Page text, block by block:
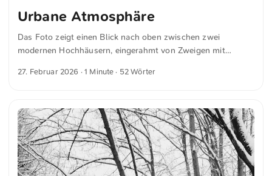
Urbane Atmosphäre
Das Foto zeigt einen Blick nach oben zwischen zwei
modernen Hochhäusern, eingerahmt von Zweigen mit
das Laub sichtbar, was eine dynamische urbane Atmosphäre
zum Foto
27. Februar 2026 · 1 Minute · 52 Wörter